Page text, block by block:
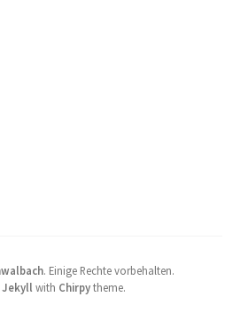
. Einige Rechte vorbehalten.
Jekyll with Chirpytheme.